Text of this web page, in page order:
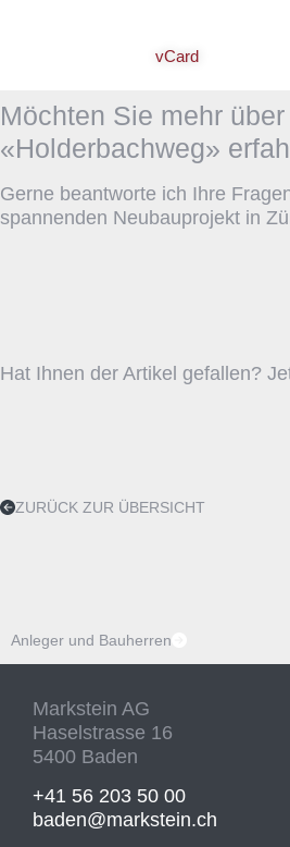
vCard
Möchten Sie mehr
«Holderbachweg»
Gerne beantworte ich Ihre
spannenden Neubauprojekt in
Hat Ihnen der Artikel gefallen?
ZURÜCK ZUR ÜBERSICHT
Anleger und Bauherren
Markstein AG
Haselstrasse 16
5400 Baden
+41 56 203 50 00
baden@markstein.ch